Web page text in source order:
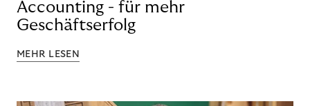
Accounting - für mehr
Geschäftserfolg
MEHR LESEN